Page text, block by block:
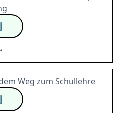
Weg zum Schullehre